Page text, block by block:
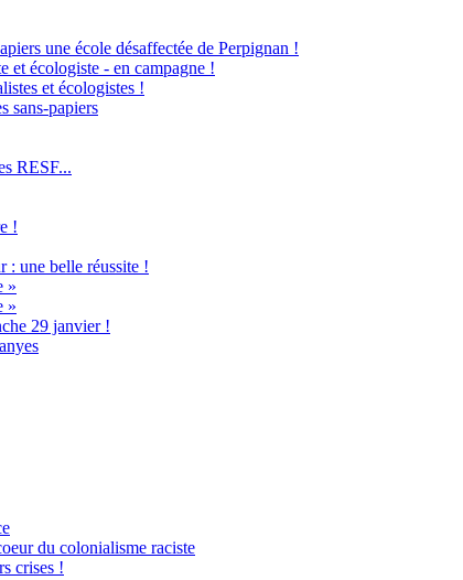
une école désaffectée de Perpignan !
et écologiste - en campagne !
et écologistes !
sans-papiers
RESF...
!
: une belle réussite !
»
»
29 janvier !
du colonialisme raciste
crises !